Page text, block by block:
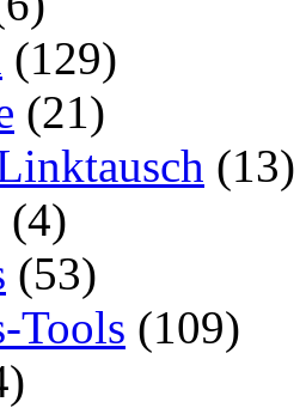
(129)
(21)
(13)
(4)
(53)
Tools (109)